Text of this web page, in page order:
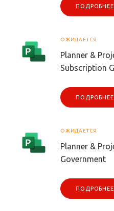
ПОДРОБНЕЕ
ОЖИДАЕТСЯ
Planner &
Subscription
ПОДРОБНЕЕ
ОЖИДАЕТСЯ
Planner &
Government
ПОДРОБНЕЕ